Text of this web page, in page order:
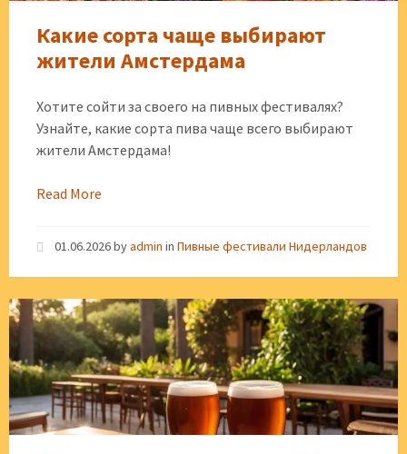
Какие сорта чаще выбирают
жители Амстердама
Хотите сойти за своего на пивных фестивалях?
Узнайте, какие сорта пива чаще всего выбирают
жители Амстердама!
Read More
01.06.2026byadmin in Пивные фестивали Нидерландов